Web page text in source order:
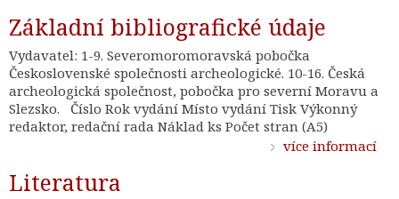
Základní bibliografické údaje
Vydavatel: 1-9. Severomoromoravská pobočka
Československé společnosti archeologické. 10-16. Česká
archeologická společnost, pobočka pro severní Moravu a
Slezsko. Číslo Rok vydání Místo vydání Tisk Výkonný
redaktor, redační rada Náklad ks Počet stran (A5)
více informací
Literatura